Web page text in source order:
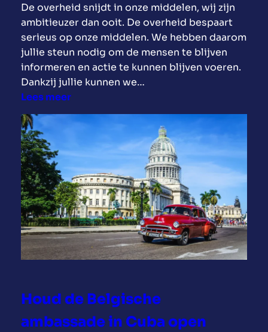
b
a
?
u
b
a
n
i
s
m
o
o
l
i
d
a
i
r
e
t
V
De overheid snijdt in onze middelen, wij zijn
ambitieuzer dan ooit. De overheid bespaart
serieus op onze middelen. We hebben daarom
jullie steun nodig om de mensen te blijven
informeren en actie te kunnen blijven voeren.
Dankzij jullie kunnen we…
Lees meer:
S
t
n
c
a
m
p
a
g
e
:
C
Houd de Belgische
ambassade in Cuba open